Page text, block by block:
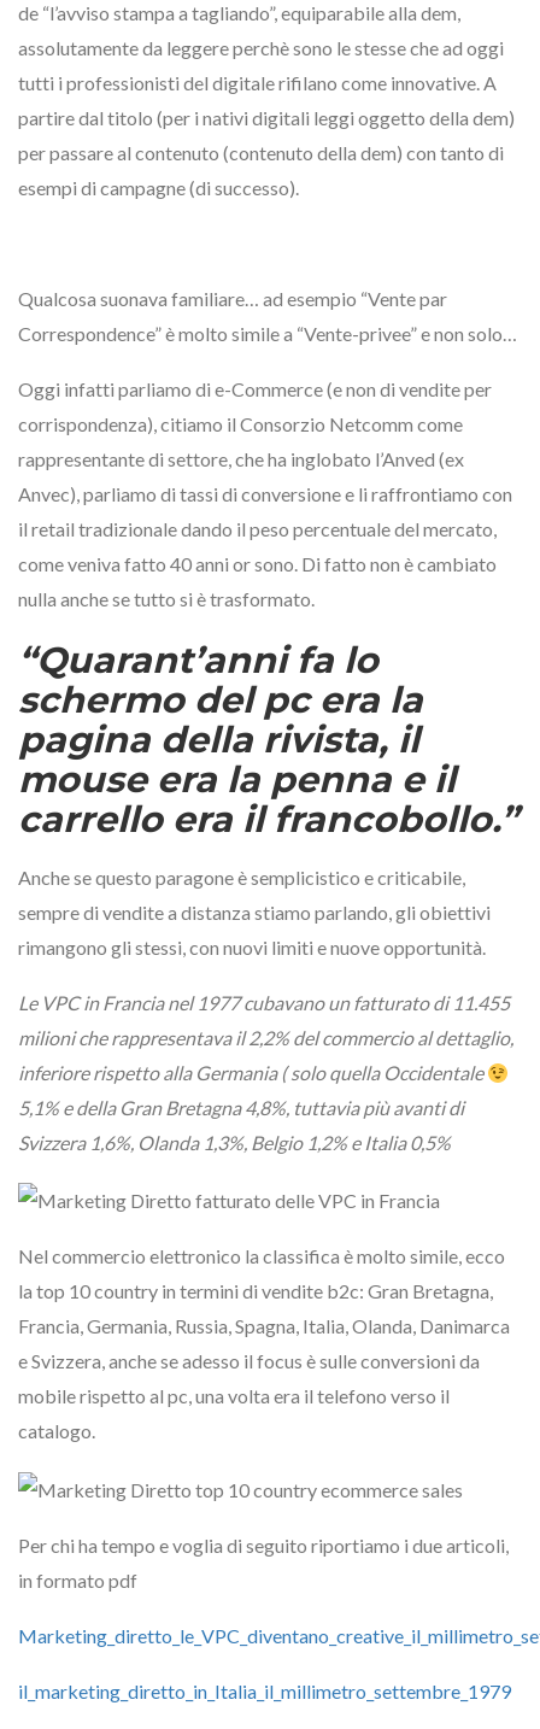
de “l’avviso stampa a tagliando”, equiparabile alla dem,
assolutamente da leggere perchè sono le stesse che ad oggi
tutti i professionisti del digitale rifilano come innovative. A
partire dal titolo (per i nativi digitali leggi oggetto della dem)
per passare al contenuto (contenuto della dem) con tanto di
esempi di campagne (di successo).
Qualcosa suonava familiare… ad esempio “Vente par
Correspondence” è molto simile a “Vente-privee” e non solo…
Oggi infatti parliamo di e-Commerce (e non di vendite per
corrispondenza), citiamo il Consorzio Netcomm come
rappresentante di settore, che ha inglobato l’Anved (ex
Anvec), parliamo di tassi di conversione e li raffrontiamo con
il retail tradizionale dando il peso percentuale del mercato,
come veniva fatto 40 anni or sono. Di fatto non è cambiato
nulla anche se tutto si è trasformato.
“Quarant’anni fa lo
schermo del pc era la
pagina della rivista, il
mouse era la penna e il
carrello era il francobollo.”
Anche se questo paragone è semplicistico e criticabile,
sempre di vendite a distanza stiamo parlando, gli obiettivi
rimangono gli stessi, con nuovi limiti e nuove opportunità.
Le VPC in Francia nel 1977 cubavano un fatturato di 11.455
milioni che rappresentava il 2,2% del commercio al dettaglio,
inferiore rispetto alla Germania ( solo quella Occidentale
5,1% e della Gran Bretagna 4,8%, tuttavia più avanti di
Svizzera 1,6%, Olanda 1,3%, Belgio 1,2% e Italia 0,5%
Nel commercio elettronico la classifica è molto simile, ecco
la top 10 country in termini di vendite b2c: Gran Bretagna,
Francia, Germania, Russia, Spagna, Italia, Olanda, Danimarca
e Svizzera, anche se adesso il focus è sulle conversioni da
mobile rispetto al pc, una volta era il telefono verso il
catalogo.
Per chi ha tempo e voglia di seguito riportiamo i due articoli,
in formato pdf
il_marketing_diretto_in_Italia_il_millimetro_settembre_1979